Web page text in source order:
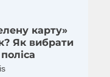
карту»
Як вибрати